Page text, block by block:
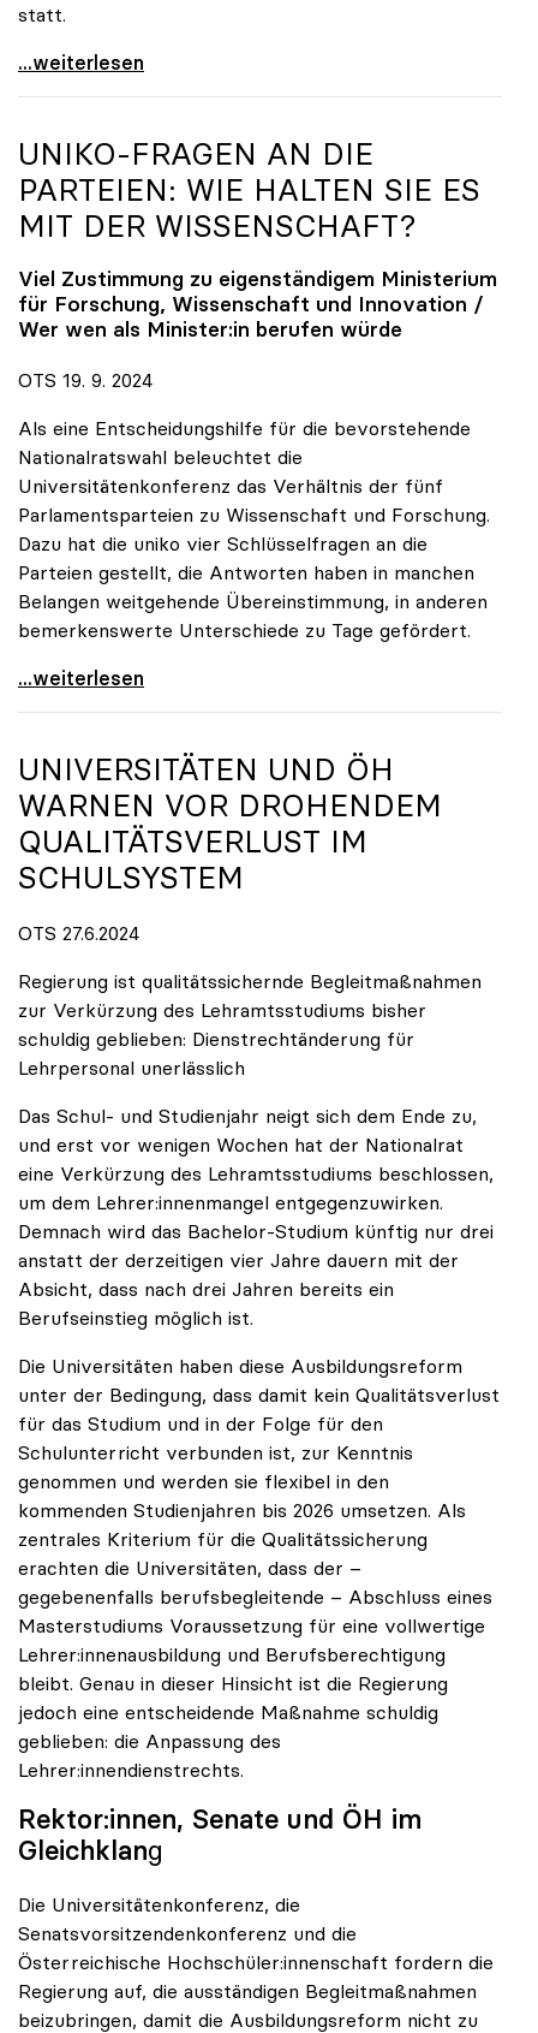
statt.
Vitouch-Nachfolge: Kunstuni Linz-Rektorin Brigitte
...weiterlesen
UNIKO-FRAGEN AN DIE
PARTEIEN: WIE HALTEN SIE ES
MIT DER WISSENSCHAFT?
Viel Zustimmung zu eigenständigem Ministerium
für Forschung, Wissenschaft und Innovation /
Wer wen als Minister:in berufen würde
OTS 19. 9. 2024
Als eine Entscheidungshilfe für die bevorstehende
Nationalratswahl beleuchtet die
Universitätenkonferenz das Verhältnis der fünf
Parlamentsparteien zu Wissenschaft und Forschung.
Dazu hat die uniko vier Schlüsselfragen an die
Parteien gestellt, die Antworten haben in manchen
Belangen weitgehende Übereinstimmung, in anderen
bemerkenswerte Unterschiede zu Tage gefördert.
uniko-Fragen an die Parteien: Wie halten Sie es
...weiterlesen
UNIVERSITÄTEN UND ÖH
WARNEN VOR DROHENDEM
QUALITÄTSVERLUST IM
SCHULSYSTEM
OTS 27.6.2024
Regierung ist qualitätssichernde Begleitmaßnahmen
zur Verkürzung des Lehramtsstudiums bisher
schuldig geblieben: Dienstrechtänderung für
Lehrpersonal unerlässlich
Das Schul- und Studienjahr neigt sich dem Ende zu,
und erst vor wenigen Wochen hat der Nationalrat
eine Verkürzung des Lehramtsstudiums beschlossen,
um dem Lehrer:innenmangel entgegenzuwirken.
Demnach wird das Bachelor-Studium künftig nur drei
anstatt der derzeitigen vier Jahre dauern mit der
Absicht, dass nach drei Jahren bereits ein
Berufseinstieg möglich ist.
Die Universitäten haben diese Ausbildungsreform
unter der Bedingung, dass damit kein Qualitätsverlust
für das Studium und in der Folge für den
Schulunterricht verbunden ist, zur Kenntnis
genommen und werden sie flexibel in den
kommenden Studienjahren bis 2026 umsetzen. Als
zentrales Kriterium für die Qualitätssicherung
erachten die Universitäten, dass der –
gegebenenfalls berufsbegleitende – Abschluss eines
Masterstudiums Voraussetzung für eine vollwertige
Lehrer:innenausbildung und Berufsberechtigung
bleibt. Genau in dieser Hinsicht ist die Regierung
jedoch eine entscheidende Maßnahme schuldig
geblieben: die Anpassung des
Lehrer:innendienstrechts.
Rektor:innen, Senate und ÖH im
Gleichklang
Die Universitätenkonferenz, die
Senatsvorsitzendenkonferenz und die
Österreichische Hochschüler:innenschaft fordern die
Regierung auf, die ausständigen Begleitmaßnahmen
beizubringen, damit die Ausbildungsreform nicht zu